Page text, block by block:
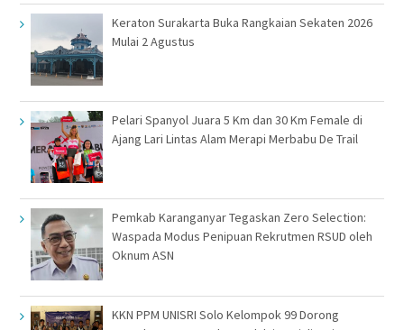
Keraton Surakarta Buka Rangkaian Sekaten 2026
Mulai 2 Agustus
Pelari Spanyol Juara 5 Km dan 30 Km Female di
Ajang Lari Lintas Alam Merapi Merbabu De Trail
Pemkab Karanganyar Tegaskan Zero Selection:
Waspada Modus Penipuan Rekrutmen RSUD oleh
Oknum ASN
KKN PPM UNISRI Solo Kelompok 99 Dorong